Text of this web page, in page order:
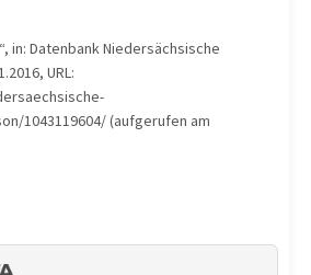
in: Datenbank Niedersächsische
URL:
1043119604/ (aufgerufen am